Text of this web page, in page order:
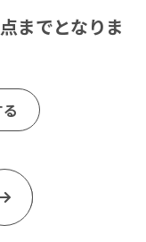
までとなりま